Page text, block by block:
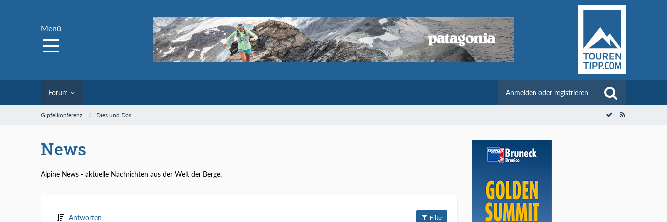
Menü
Forum Anmelden oder registrieren
Gipfelkonferenz Dies und Das
News
Alpine News - aktuelle Nachrichten aus der Welt der Berge.
Antworten Filter